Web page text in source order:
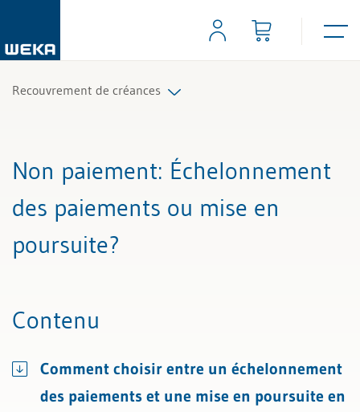
Recouvrement de créances
Non paiement: Échelonnement
des paiements ou mise en
poursuite?
Contenu
Comment choisir entre un échelonnement
des paiements et une mise en poursuite en